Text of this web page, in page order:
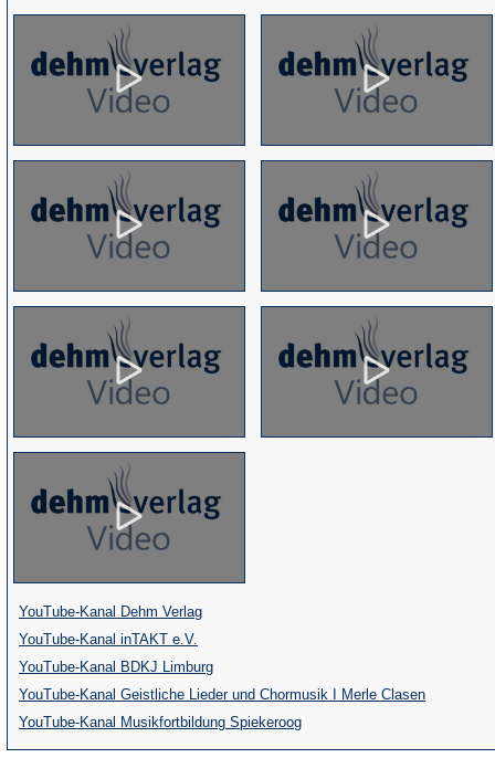
YouTube-Kanal Dehm Verlag(Öffnet
einem
neuen
Tab)
YouTube-Kanal inTAKT e.V.
in
einem
neuen
Tab)
YouTube-Kanal BDKJ Limburg(Öffnet
in
einem
neuen
YouTube-Kanal Geistliche Lieder und Chormusik I Merle Clasen(Öffnet
einem
YouTube-Kanal Musikfortbildung Spiekeroog(Öffnet
in